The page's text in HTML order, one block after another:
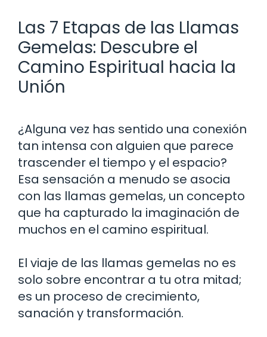
Las 7 Etapas de las Llamas
Gemelas: Descubre el
Camino Espiritual hacia la
Unión
¿Alguna vez has sentido una conexión
tan intensa con alguien que parece
trascender el tiempo y el espacio?
Esa sensación a menudo se asocia
con las llamas gemelas, un concepto
que ha capturado la imaginación de
muchos en el camino espiritual.
El viaje de las llamas gemelas no es
solo sobre encontrar a tu otra mitad;
es un proceso de crecimiento,
sanación y transformación.